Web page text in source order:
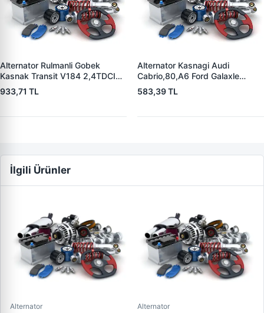
Alternator Rulmanli Gobek
Kasnak Transit V184 2,4TDCI
00>06 | ZEN 5403 | OEM
F00M991078 YC1T10A352AC
933,71 TL
Alternator Kasnagi Audi
Cabrio,80,A6 Ford Galaxle
1,9TDI Mercedes Benz Skoda
Seat Alhambra | ZEN 5352 |
583,39 TL
İlgili Ürünler
Alternator Alternator